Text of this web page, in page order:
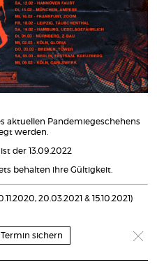
aktuellen Pandemiegeschehens
werden.
der 13.09.2022
behalten ihre Gültigkeit.
20.03.2021 & 15.10.2021)
Termin sichern